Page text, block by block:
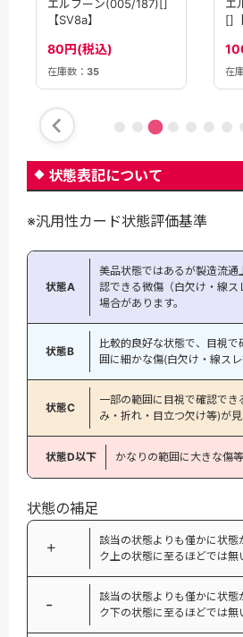
エルフーン(005/187)[]
【SV8a】
80円(税込)
在庫数： 35
エ
[]
在
状態表記について
※汎用性カード状態評価基準
状態A
美品状態ではあるが製造流通
認できる微傷（白欠け・線ス
場合があります。
状態B
比較的良好な状態で、目視
囲に細かな傷(白欠け・線ス
状態C
一部の範囲に目視で確認でき
み・折れ・目立つ欠け等)が見
状態D以下 かなりの範囲に大きな傷
状態の補足
＋
該当の状態よりも僅かに状態
ク上の状態に至るほどでは無
−
該当の状態よりも僅かに状態
ク下の状態に至るほどでは無